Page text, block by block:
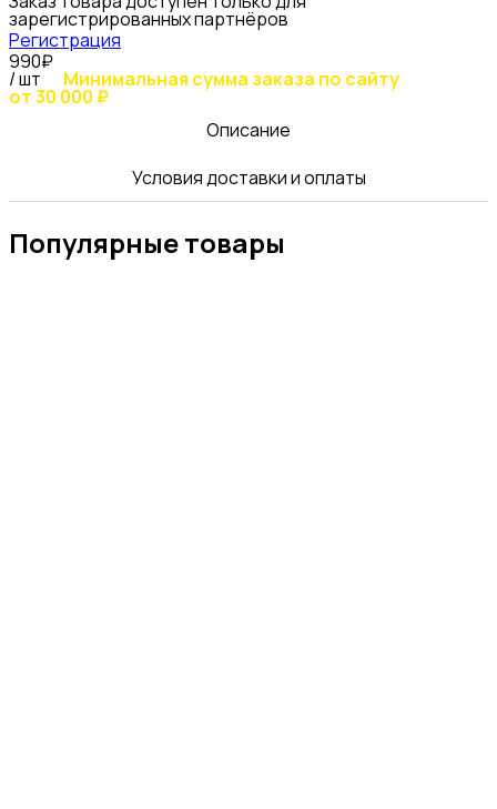
зарегистрированных партнёров
Регистрация
990₽
/ шт Минимальная сумма заказа по сайту
от 30 000 ₽
Описание
Условия доставки и оплаты
Популярные товары